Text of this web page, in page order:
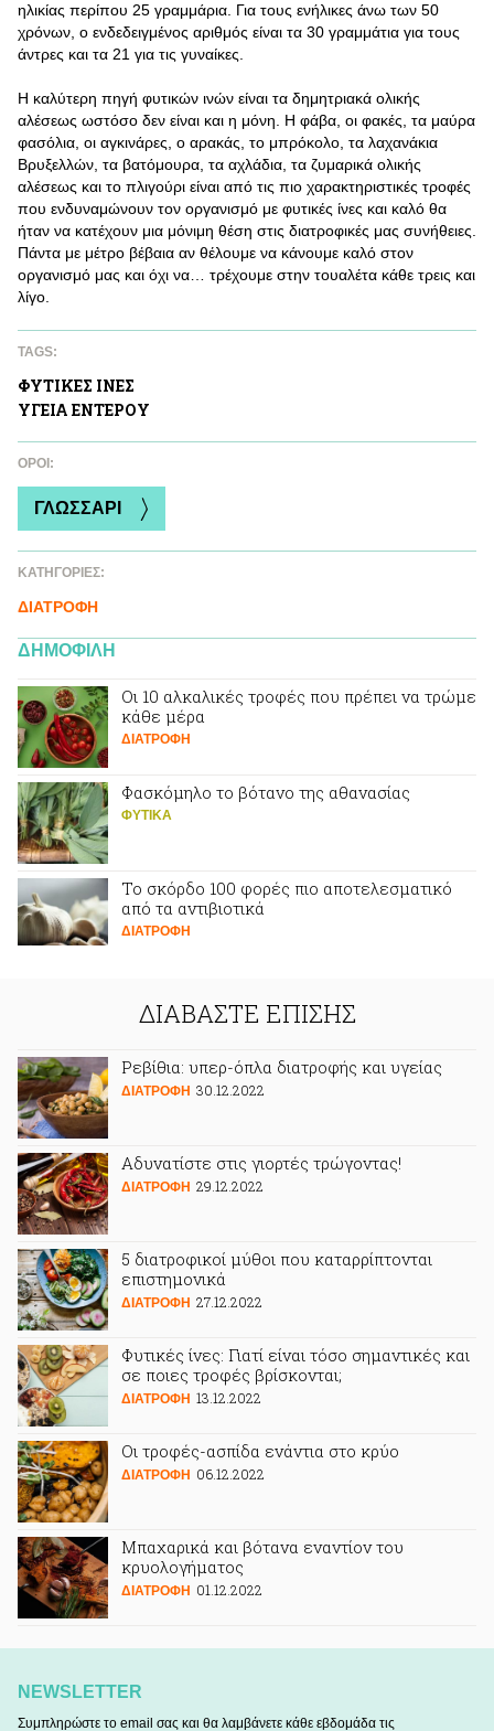
ηλικίας περίπου 25 γραμμάρια. Για τους ενήλικες άνω των 50
χρόνων, ο ενδεδειγμένος αριθμός είναι τα 30 γραμμάτια για τους
άντρες και τα 21 για τις γυναίκες.
Η καλύτερη πηγή φυτικών ινών είναι τα δημητριακά ολικής
αλέσεως ωστόσο δεν είναι και η μόνη. Η φάβα, οι φακές, τα μαύρα
φασόλια, οι αγκινάρες, ο αρακάς, το μπρόκολο, τα λαχανάκια
Βρυξελλών, τα βατόμουρα, τα αχλάδια, τα ζυμαρικά ολικής
αλέσεως και το πλιγούρι είναι από τις πιο χαρακτηριστικές τροφές
που ενδυναμώνουν τον οργανισμό με φυτικές ίνες και καλό θα
ήταν να κατέχουν μια μόνιμη θέση στις διατροφικές μας συνήθειες.
Πάντα με μέτρο βέβαια αν θέλουμε να κάνουμε καλό στον
οργανισμό μας και όχι να… τρέχουμε στην τουαλέτα κάθε τρεις και
λίγο.
TAGS:
ΦΥΤΙΚΕΣ ΙΝΕΣ
ΥΓΕΙΑ ΕΝΤΕΡΟΥ
ΌΡΟΙ:
ΓΛΩΣΣΑΡΙ
ΚΑΤΗΓΟΡΙΕΣ:
ΔΙΑΤΡΟΦΗ
ΔΗΜΟΦΙΛΗ
Οι 10 αλκαλικές τροφές που πρέπει να τρώμε
κάθε μέρα
ΔΙΑΤΡΟΦΗ
Φασκόμηλο το βότανο της αθανασίας
ΦΥΤΙΚA
Το σκόρδο 100 φορές πιο αποτελεσματικό
από τα αντιβιοτικά
ΔΙΑΤΡΟΦΗ
ΔΙΑΒΑΣΤΕ ΕΠΙΣΗΣ
Ρεβίθια: υπερ-όπλα διατροφής και υγείας
ΔΙΑΤΡΟΦΗ 30.12.2022
Αδυνατίστε στις γιορτές τρώγοντας!
ΔΙΑΤΡΟΦΗ 29.12.2022
5 διατροφικοί μύθοι που καταρρίπτονται
επιστημονικά
ΔΙΑΤΡΟΦΗ 27.12.2022
Φυτικές ίνες: Γιατί είναι τόσο σημαντικές και
σε ποιες τροφές βρίσκονται;
ΔΙΑΤΡΟΦΗ 13.12.2022
Οι τροφές-ασπίδα ενάντια στο κρύο
ΔΙΑΤΡΟΦΗ 06.12.2022
Μπαχαρικά και βότανα εναντίον του
κρυολογήματος
ΔΙΑΤΡΟΦΗ 01.12.2022
NEWSLETTER
Συμπληρώστε το email σας και θα λαμβάνετε κάθε εβδομάδα τις